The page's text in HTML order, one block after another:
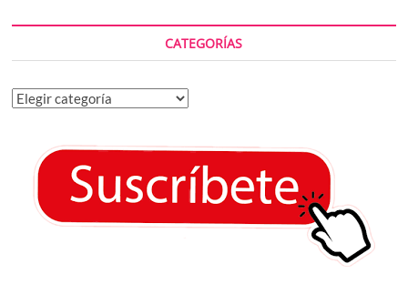
CATEGORÍAS
Categorías